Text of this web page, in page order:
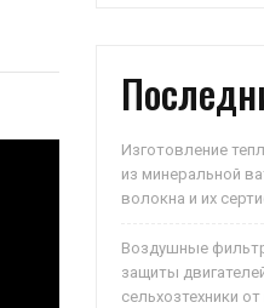
Изготовление
из минеральной
волокна и их
Воздушные
защиты
сельхозтехники